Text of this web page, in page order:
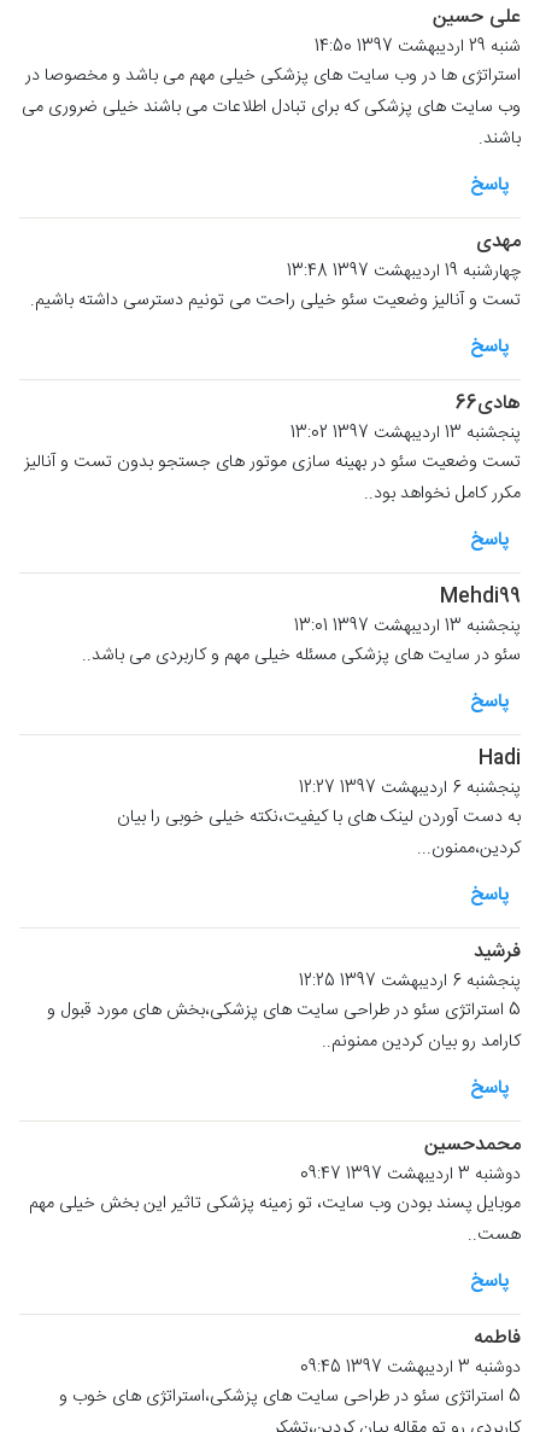
علی حسین
شنبه 29 اردیبهشت 1397 14:50
استراتژی ها در وب سایت های پزشکی خیلی مهم می باشد و مخصوصا در
وب سایت های پزشکی که برای تبادل اطلاعات می باشند خیلی ضروری می
باشند.
پاسخ
مهدی
چهارشنبه 19 اردیبهشت 1397 13:48
تست و آنالیز وضعیت سئو خیلی راحت می تونیم دسترسی داشته باشیم.
پاسخ
هادی66
پنجشنبه 13 اردیبهشت 1397 13:02
تست وضعیت سئو در بهینه سازی موتور های جستجو بدون تست و آنالیز
مکرر کامل نخواهد بود..
پاسخ
Mehdi99
پنجشنبه 13 اردیبهشت 1397 13:01
سئو در سایت های پزشکی مسئله خیلی مهم و کاربردی می باشد..
پاسخ
Hadi
پنجشنبه 6 اردیبهشت 1397 12:27
به دست آوردن لینک های با کیفیت،نکته خیلی خوبی را بیان
کردین،ممنون...
پاسخ
فرشید
پنجشنبه 6 اردیبهشت 1397 12:25
5 استراتژی سئو در طراحی سایت های پزشکی،بخش های مورد قبول و
کارامد رو بیان کردین ممنونم..
پاسخ
محمدحسین
دوشنبه 3 اردیبهشت 1397 09:47
موبایل پسند بودن وب سایت، تو زمینه پزشکی تاثیر این بخش خیلی مهم
هست..
پاسخ
فاطمه
دوشنبه 3 اردیبهشت 1397 09:45
5 استراتژی سئو در طراحی سایت های پزشکی،استراتژی های خوب و